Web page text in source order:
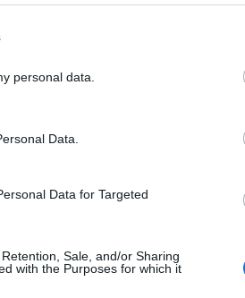
personal data.
Data.
Data for Targeted
Sale, and/or Sharing
with the Purposes for which it
und innerer Balance.